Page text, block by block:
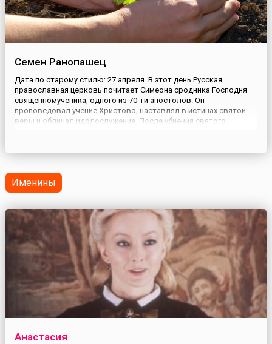
Семен Ранопашец
Дата по старому стилю: 27 апреля. В этот день Русская
православная церковь почитает Симеона сродника Господня —
священномученика, одного из 70-ти апостолов. Он
проповедовал учение Христово, наставлял в истинах святой
веры и обличал идолослужение. После убиения святого
117), гонителя ...
Именины
Анастасия